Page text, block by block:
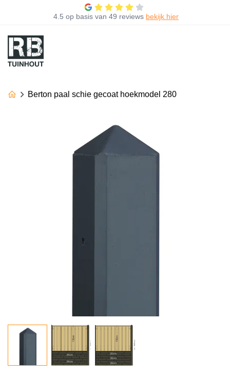
4.5 op basis van 49 reviews bekijk hier
Berton paal schie gecoat hoekmodel 280